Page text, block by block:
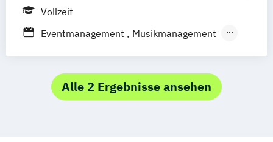
Leipzig
Vollzeit
Eventmanagement
Musikmanagement
Alle 2 Ergebnisse ansehen